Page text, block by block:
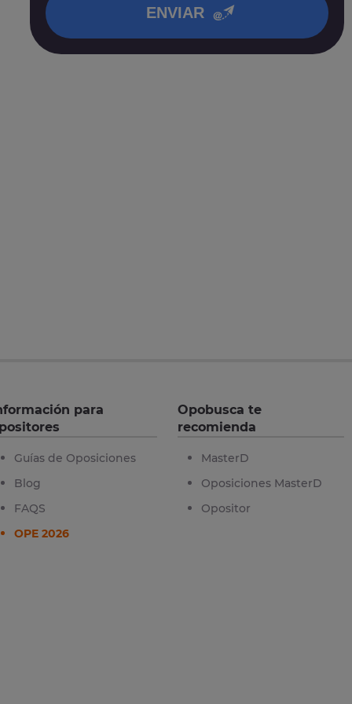
ENVIAR
para
Guías de Oposiciones
Blog
FAQS
OPE 2026
Opobusca te
recomienda
MasterD
Oposiciones MasterD
Opositor